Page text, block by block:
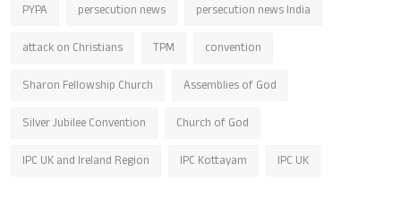
PYPA persecution news persecution news India
attack on Christians TPM convention
Sharon Fellowship Church Assemblies of God
Silver Jubilee Convention Church of God
IPC UK and Ireland Region IPC Kottayam IPC UK